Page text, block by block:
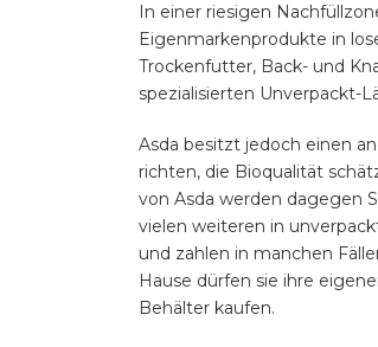
In einer riesigen
Eigenmarkenprodukte in
Trockenfutter, Back- und
spezialisierten Unverpackt-
Asda besitzt jedoch einen
richten, die Bioqualität
von Asda werden dagegen
vielen weiteren in
und zahlen in manchen
Hause dürfen sie ihre
Behälter kaufen.